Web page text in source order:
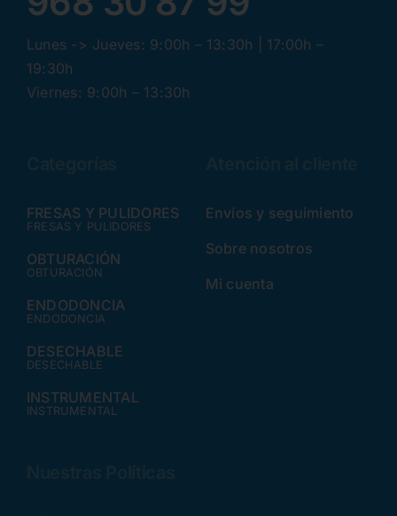
Lunes -> Jueves: 9:00h – 13:30h | 17:00h –
19:30h
Viernes: 9:00h – 13:30h
FRESAS Y PULIDORES
FRESAS Y PULIDORES
OBTURACIÓN
OBTURACIÓN
ENDODONCIA
ENDODONCIA
DESECHABLE
DESECHABLE
INSTRUMENTAL
INSTRUMENTAL
Envíos y seguimiento
Sobre nosotros
Mi cuenta